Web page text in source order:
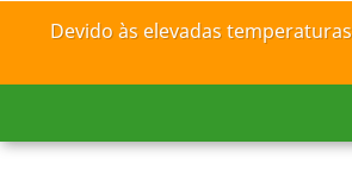
Devido às elevadas